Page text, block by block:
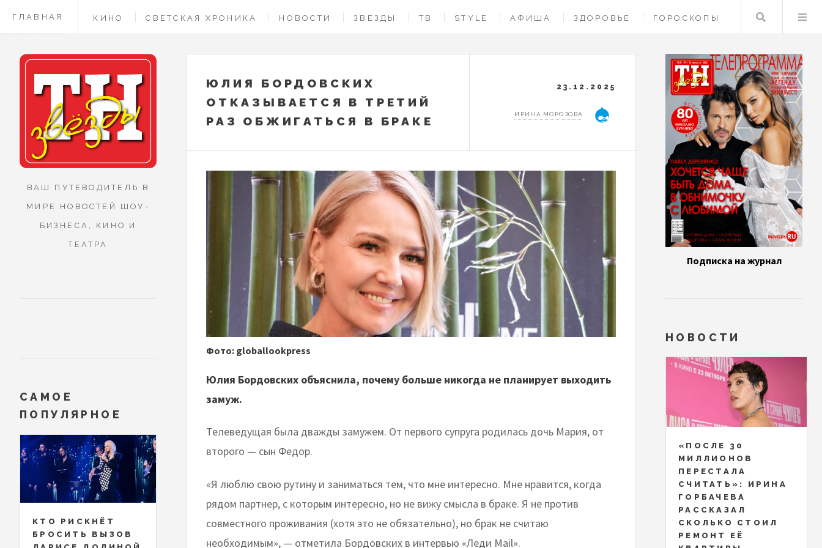
ГЛАВНАЯ КИНО СВЕТСКАЯ ХРОНИКА НОВОСТИ ЗВЕЗДЫ ТВ STYLE АФИША ЗДОРОВЬЕ ГОРОСКОПЫ
КОНТАКТЫ
Поиск
ЮЛИЯ БОРДОВСКИХ
ОТКАЗЫВАЕТСЯ В ТРЕТИЙ
РАЗ ОБЖИГАТЬСЯ В БРАКЕ
23.12.2025
ИРИНА МОРОЗОВА
Фото: globallookpress
Юлия Бордовских объяснила, почему больше никогда не планирует выходить
замуж.
Телеведущая была дважды замужем. От первого супруга родилась дочь Мария, от
второго — сын Федор.
«Я люблю свою рутину и заниматься тем, что мне интересно. Мне нравится, когда
рядом партнер, с которым интересно, но не вижу смысла в браке. Я не против
совместного проживания (хотя это не обязательно), но брак не считаю
необходимым», — отметила Бордовских в интервью «Леди Mail».
ВАШ ПУТЕВОДИТЕЛЬ В
МИРЕ НОВОСТЕЙ ШОУ-
БИЗНЕСА, КИНО И
ТЕАТРА
САМОЕ
ПОПУЛЯРНОЕ
КТО РИСКНЁТ
БРОСИТЬ ВЫЗОВ
Подписка на журнал
НОВОСТИ
«ПОСЛЕ 30
МИЛЛИОНОВ
ПЕРЕСТАЛА
СЧИТАТЬ»: ИРИНА
ГОРБАЧЕВА
РАССКАЗАЛ
СКОЛЬКО СТОИЛ
РЕМОНТ ЕЁ